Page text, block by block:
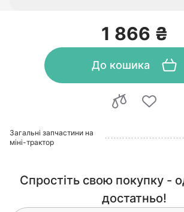
1 866 ₴
До кошика
Загальні запчастини на
міні-трактор
Спростіть свою покупку -
достатньо!